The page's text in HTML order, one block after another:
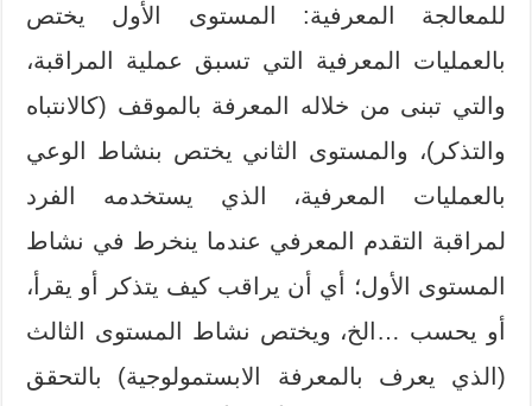
للمعالجة المعرفية: المستوى الأول يختص
بالعمليات المعرفية التي تسبق عملية المراقبة،
والتي تبنى من خلاله المعرفة بالموقف (كالانتباه
والتذكر)، والمستوى الثاني يختص بنشاط الوعي
بالعمليات المعرفية، الذي يستخدمه الفرد
لمراقبة التقدم المعرفي عندما ينخرط في نشاط
المستوى الأول؛ أي أن يراقب كيف يتذكر أو يقرأ،
أو يحسب …الخ، ويختص نشاط المستوى الثالث
(الذي يعرف بالمعرفة الابستمولوجية) بالتحقق